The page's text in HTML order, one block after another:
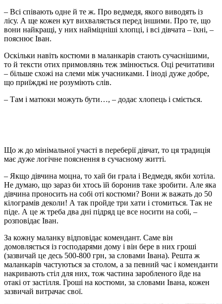
– Всі співають одне й те ж. Про ведмедя, якого виводять із
лісу. А ще кожен кут вихваляється перед іншими. Про те, що
вони найкращі, у них найміцніші хлопці, і всі дівчата – їхні, –
пояснює Іван.
Оскільки навіть костюми в маланкарів стають сучаснішими,
то й тексти отих примовлянь теж змінюється. Оці речитативи
– більше схожі на слеми між учасниками. І іноді дуже добре,
що приїжджі не розуміють слів.
– Там і матюки можуть бути…, – додає хлопець і сміється.
Що ж до мінімальної участі в переберії дівчат, то ця традиція
має дуже логічне пояснення в сучасному житті.
– Якщо дівчина моцна, то хай би грала і Ведмедя, якби хотіла.
Не думаю, що зараз би хтось їй боронив таке зробити. Але яка
дівчина проносить на собі оті костюми? Вони ж важать до 50
кілограмів деколи! А так пройде три хати і стомиться. Так не
піде. А це ж треба два дні підряд це все носити на собі, –
розповідає Іван.
За кожну маланку відповідає комендант. Саме він
домовляється із господарями дому і він бере в них гроші
(зазвичай це десь 500-800 грн, за словами Івана). Решта ж
маланкарів частуються за столом, а за певний час і коменданти
накривають стіл для них, тож частина заробленого йде на
отакі от застілля. Гроші на костюми, за словами Івана, кожен
зазвичай витрачає свої.